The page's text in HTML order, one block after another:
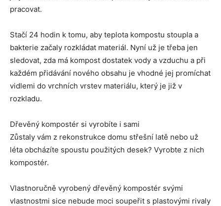
pracovat.
Stačí 24 hodin k tomu, aby teplota kompostu stoupla a
bakterie začaly rozkládat materiál. Nyní už je třeba jen
sledovat, zda má kompost dostatek vody a vzduchu a při
každém přidávání nového obsahu je vhodné jej promíchat
vidlemi do vrchních vrstev materiálu, který je již v
rozkladu.
Dřevěný kompostér si vyrobíte i sami
Zůstaly vám z rekonstrukce domu střešní latě nebo už
léta obcházíte spoustu použitých desek? Vyrobte z nich
kompostér.
Vlastnoručně vyrobený dřevěný kompostér svými
vlastnostmi sice nebude moci soupeřit s plastovými rivaly